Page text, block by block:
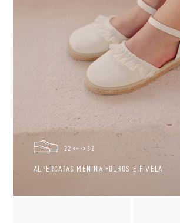
22 32
ALPERCATAS MENINA FOLHOS E FIVELA